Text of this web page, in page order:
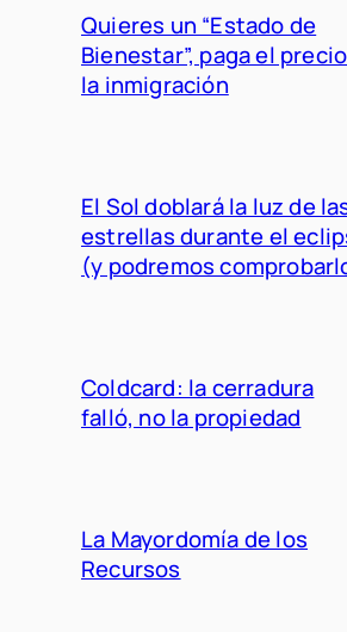
Quieres un “Estado de
Bienestar”, paga el
la inmigración
El Sol doblará la luz de
estrellas durante el
(y podremos
Coldcard: la cerradura
falló, no la propiedad
La Mayordomía de los
Recursos